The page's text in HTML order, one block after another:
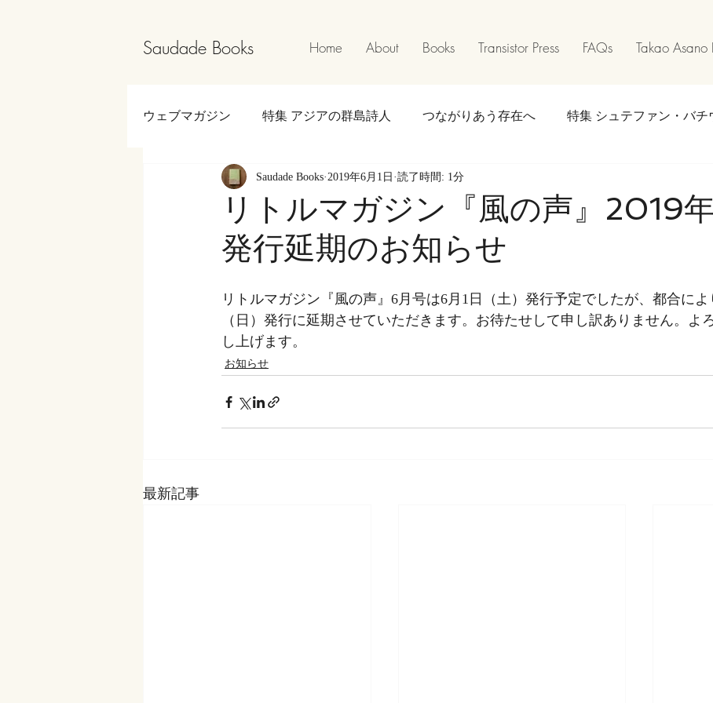
Saudade Books Home About Books Transistor Press FAQs Takao
ウェブマガジン 特集 アジアの群島詩人 つながりあう存在へ 特集 シュテファン・バチ
中学生韓国旅行＆読書日記 巡礼となりて Walkabout
The Road to Yakushima 特別寄稿 離陸と着陸のあいだで
リトルマガジン『風の声』2019
発行延期のお知らせ
Saudade Books 2019年6月1日 読了時間: 1分
リトルマガジン『風の声』6月号は6月1日（土）発行予定でしたが、都合によ
（日）発行に延期させていただきます。お待たせして申し訳ありません。よ
し上げます。
お知らせ
最新記事